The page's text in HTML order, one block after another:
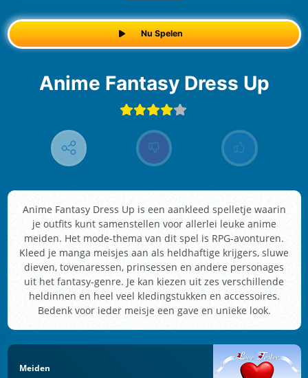
Nu Spelen
Anime Fantasy Dress Up
Anime Fantasy Dress Up is een aankleed spelletje waarin
je outfits kunt samenstellen voor allerlei leuke anime
meiden. Het mode-thema van dit spel is RPG-avonturen.
Kleed je manga meisjes aan als heldhaftige krijgers, sluwe
dieven, tovenaressen, prinsessen en andere personages
uit het fantasy-genre. Je kan kiezen uit zes verschillende
heldinnen en heel veel kledingstukken en accessoires.
Bedenk voor ieder meisje een gave en unieke look.
Meiden